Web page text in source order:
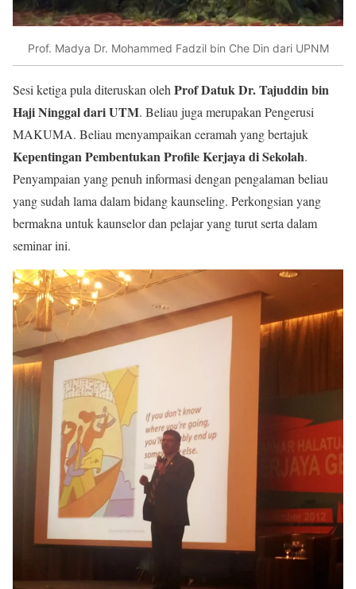
Prof. Madya Dr. Mohammed Fadzil bin Che Din dari UPNM
Sesi ketiga pula diteruskan oleh Prof Datuk Dr. Tajuddin bin
Haji Ninggal dari UTM. Beliau juga merupakan Pengerusi
MAKUMA. Beliau menyampaikan ceramah yang bertajuk
Kepentingan Pembentukan Profile Kerjaya di Sekolah.
Penyampaian yang penuh informasi dengan pengalaman beliau
yang sudah lama dalam bidang kaunseling. Perkongsian yang
bermakna untuk kaunselor dan pelajar yang turut serta dalam
seminar ini.